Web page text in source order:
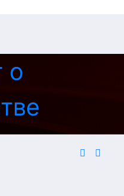
о